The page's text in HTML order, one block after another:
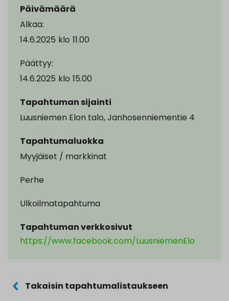
Päivämäärä
Alkaa:
14.6.2025 klo 11.00
Päättyy:
14.6.2025 klo 15.00
Tapahtuman sijainti
Luusniemen Elon talo, Janhosenniementie 4
Tapahtumaluokka
Myyjäiset / markkinat
Perhe
Ulkoilmatapahtuma
Tapahtuman verkkosivut
https://www.facebook.com/LuusniemenElo
Takaisin tapahtumalistaukseen